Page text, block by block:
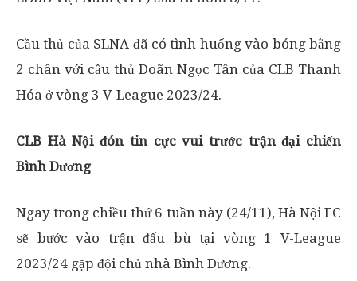
Cầu thủ của SLNA đã có tình huống vào bóng bằng
2 chân với cầu thủ Doãn Ngọc Tân của CLB Thanh
Hóa ở vòng 3 V-League 2023/24.
CLB Hà Nội đón tin cực vui trước trận đại chiến
Bình Dương
Ngay trong chiều thứ 6 tuần này (24/11), Hà Nội FC
sẽ bước vào trận đấu bù tại vòng 1 V-League
2023/24 gặp đội chủ nhà Bình Dương.